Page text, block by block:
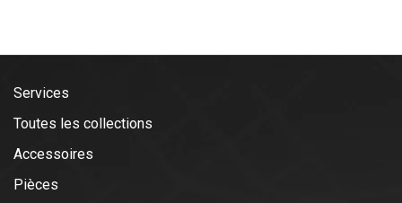
Services
Toutes les collections
Accessoires
Pièces